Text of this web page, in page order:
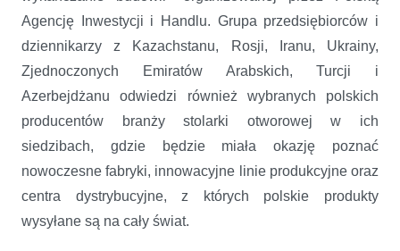
Agencję Inwestycji i Handlu. Grupa przedsiębiorców i
dziennikarzy z Kazachstanu, Rosji, Iranu, Ukrainy,
Zjednoczonych Emiratów Arabskich, Turcji i
Azerbejdżanu odwiedzi również wybranych polskich
producentów branży stolarki otworowej w ich
siedzibach, gdzie będzie miała okazję poznać
nowoczesne fabryki, innowacyjne linie produkcyjne oraz
centra dystrybucyjne, z których polskie produkty
wysyłane są na cały świat.